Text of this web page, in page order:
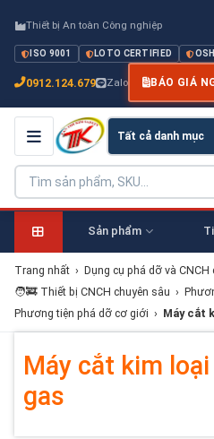
Thiết bị An toàn Công nghiệp
ISO 9001 LOTO CERTIFIED
0912.124.679 Zalo BÁO GIÁ
Sản phẩm
Trang nhất › Dụng cụ phá dỡ và CNCH
🧑‍🚒 Thiết bị CNCH chuyên sâu ›
Phương tiện phá dỡ cơ giới › Máy cắt
Máy cắt kim
gas